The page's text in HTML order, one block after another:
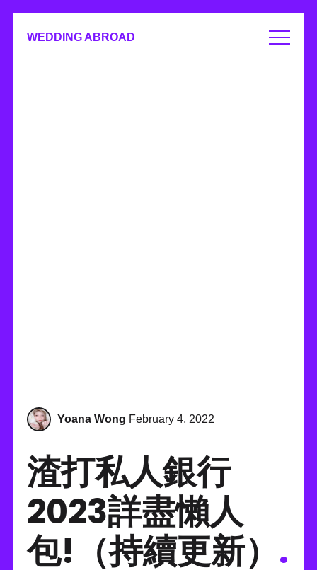
WEDDING ABROAD
Yoana Wong February 4, 2022
渣打私人銀行
2023詳盡懶人
包!（持續更新） .